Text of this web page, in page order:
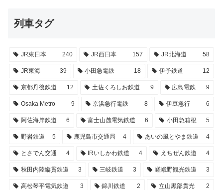
列車タグ
JR東日本 240 JR西日本 157 JR北海道 58
JR東海 39 小田急電鉄 18 伊予鉄道 12
京都丹後鉄道 12 土佐くろしお鉄道 9 広島電鉄 9
Osaka Metro 9 京浜急行電鉄 8 伊豆急行 6
阿佐海岸鉄道 6 富士山麓電気鉄道 6 小田急箱根 5
野岩鉄道 5 鹿児島市交通局 4 あいの風とやま鉄道 4
とさでん交通 4 IRいしかわ鉄道 4 えちぜん鉄道 4
秋田内陸縦貫鉄道 3 三岐鉄道 3 嵯峨野観光鉄道 3
高松琴平電気鉄道 3 錦川鉄道 2 立山黒部貫光 2